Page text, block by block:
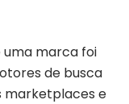
uma marca foi
de busca
marketplaces e